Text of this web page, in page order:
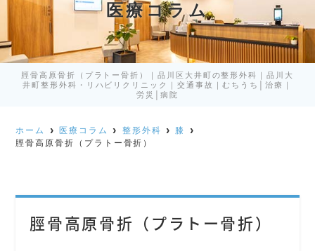
医療コラム
脛骨高原骨折（プラトー骨折）｜品川区大井町の整形外科｜品川大
井町整形外科・リハビリクリニック｜交通事故｜むちうち│治療｜
労災│病院
i
o
n
ホーム 医療コラム 整形外科
膝
脛骨高原骨折（プラトー骨折）
脛骨高原骨折（プラトー骨折）